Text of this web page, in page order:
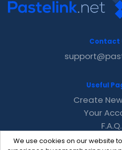
We use cookies on our website
Contact
Useful
Create
Your
F.A.Q.